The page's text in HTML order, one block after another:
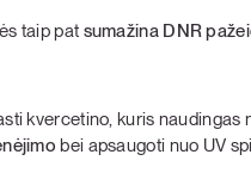
taip pat sumažina DNR
kvercetino, kuris naudingas
bei apsaugoti nuo UV